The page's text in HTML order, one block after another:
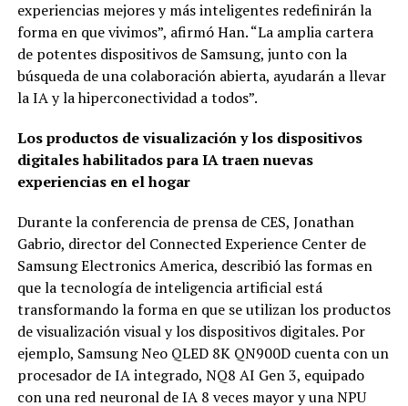
experiencias mejores y más inteligentes redefinirán la
forma en que vivimos”, afirmó Han. “La amplia cartera
de potentes dispositivos de Samsung, junto con la
búsqueda de una colaboración abierta, ayudarán a llevar
la IA y la hiperconectividad a todos”.
Los productos de visualización y los dispositivos
digitales habilitados para IA traen nuevas
experiencias en el hogar
Durante la conferencia de prensa de CES, Jonathan
Gabrio, director del Connected Experience Center de
Samsung Electronics America, describió las formas en
que la tecnología de inteligencia artificial está
transformando la forma en que se utilizan los productos
de visualización visual y los dispositivos digitales. Por
ejemplo, Samsung Neo QLED 8K QN900D cuenta con un
procesador de IA integrado, NQ8 AI Gen 3, equipado
con una red neuronal de IA 8 veces mayor y una NPU